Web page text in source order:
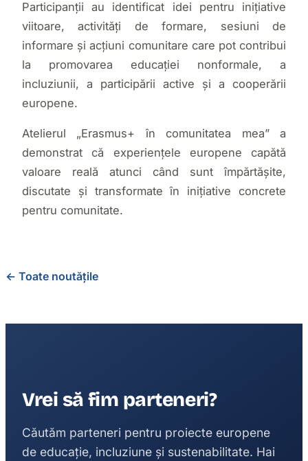
Participanții au identificat idei pentru inițiative
viitoare, activități de formare, sesiuni de
informare și acțiuni comunitare care pot contribui
la promovarea educației nonformale, a
incluziunii, a participării active și a cooperării
europene.
Atelierul „Erasmus+ în comunitatea mea” a
demonstrat că experiențele europene capătă
valoare reală atunci când sunt împărtășite,
discutate și transformate în inițiative concrete
pentru comunitate.
← Toate noutățile
Vrei să fim parteneri?
Căutăm parteneri pentru proiecte europene
de educație, incluziune și sustenabilitate. Hai